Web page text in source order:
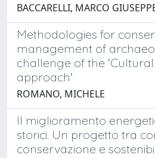
BACCARELLI, MARCO
Methodologies for
management of
challenge of the
approach'
ROMANO, MICHELE
Il miglioramento
storici. Un progetto tra
conservazione e